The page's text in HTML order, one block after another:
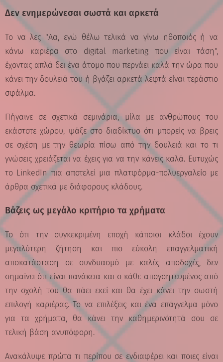
Κάνε το Δωρεάν Τεστ
Επαγγελματικού
Προσανατολισμού!
Ανακάλυψε τις πραγματικές σου
δυνατότητες και σχεδίασε την ιδανική
καριέρα.
Ξεκίνα τώρα
Δεν ενημερώνεσαι σωστά και αρκετά
Το να λες "Αα, εγώ θέλω τελικά να γίνω ηθοποιός ή να
κάνω καριέρα στο digital marketing που είναι τάση",
έχοντας απλά δει ένα άτομο που περνάει καλά την ώρα που
κάνει την δουλειά του ή βγάζει αρκετά λεφτά είναι τεράστιο
σφάλμα.
Πήγαινε σε σχετικά σεμινάρια, μίλα με ανθρώπους του
εκάστοτε χώρου, ψάξε στο διαδίκτυο ότι μπορείς να βρεις
σε σχέση με την θεωρία πίσω από την δουλειά και το τι
γνώσεις χρειάζεται να έχεις για να την κάνεις καλά. Ευτυχώς
το LinkedIn πια αποτελεί μια πλατφόρμα-πολυεργαλείο με
άρθρα σχετικά με διάφορους κλάδους.
Βάζεις ως μεγάλο κριτήριο τα χρήματα
Το ότι την συγκεκριμένη εποχή κάποιοι κλάδοι έχουν
μεγαλύτερη ζήτηση και πιο εύκολη επαγγελματική
αποκατάσταση σε συνδυασμό με καλές αποδοχές, δεν
σημαίνει ότι είναι πανάκεια και ο κάθε απογοητευμένος από
την σχολή του θα πάει εκεί και θα έχει κάνει την σωστή
επιλογή καριέρας. Το να επιλέξεις και ένα επάγγελμα μόνο
για τα χρήματα, θα κάνει την καθημερινότητά σου σε
τελική βάση ανυπόφορη.
Ανακάλυψε πρώτα τι περίπου σε ενδιαφέρει και ποιες είναι